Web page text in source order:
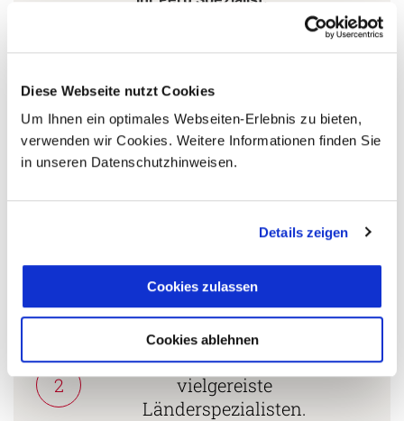
Diese Webseite nutzt Cookies
Um Ihnen ein optimales Webseiten-Erlebnis zu bieten,
verwenden wir Cookies. Weitere Informationen finden Sie
in unseren Datenschutzhinweisen.
Details zeigen
Cookies zulassen
Cookies ablehnen
Stephan Daniels
s.daniels@aventoura.de
1
25 Jahren Erfahrung!
2
Persönliche Beratung durch
vielgereiste
Länderspezialisten.